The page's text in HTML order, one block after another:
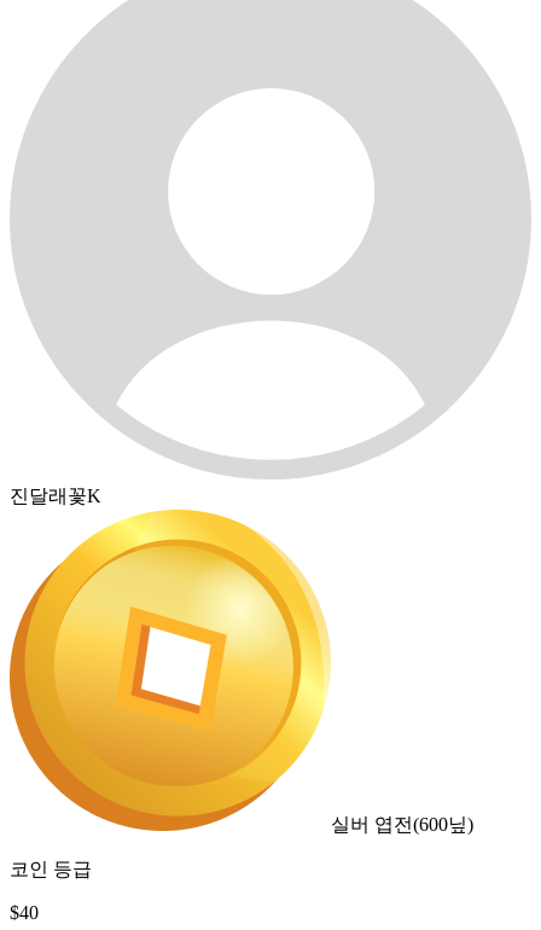
진달래꽃K
실버 엽전(600닢)
코인 등급
$40